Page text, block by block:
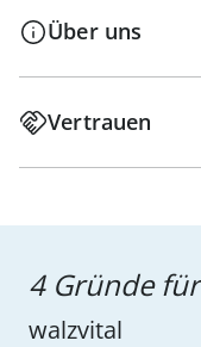
Über uns
Vertrauen
4 Gründe für
walzvital